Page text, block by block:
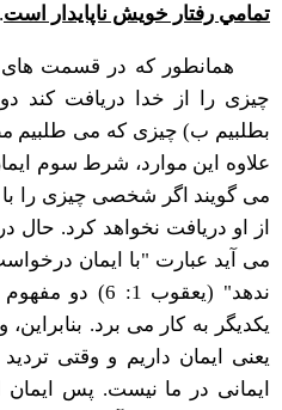
تمامي رفتار خويش ناپايدار است
همانطور که در قسمت های
چیزی را از خدا دریافت کند
بطلبیم ب) چیزی که می طلبیم
علاوه این موارد، شرط سوم
می گویند اگر شخصی چیزی را با
از او دریافت نخواهد کرد. حال
می آید عبارت "با ايمان
ندهد" (یعقوب 1:
یکدیگر به کار می برد.
یعنی ایمان داریم و وقتی
ایمانی در ما نیست. پس